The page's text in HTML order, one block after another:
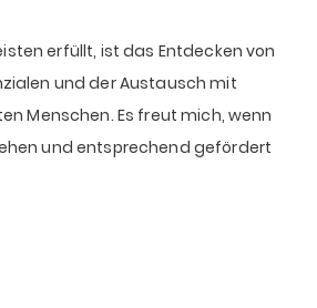
erfüllt, ist das Entdecken von
und der Austausch mit
Menschen. Es freut mich, wenn
und entsprechend gefördert